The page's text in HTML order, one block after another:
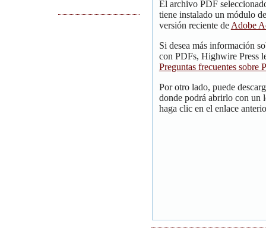
El archivo PDF
tiene instalado un módulo
versión reciente de Adobe
Si desea más información
con PDFs, Highwire Press
Preguntas frecuentes sobre
Por otro lado, puede
donde podrá abrirlo con un
haga clic en el enlace